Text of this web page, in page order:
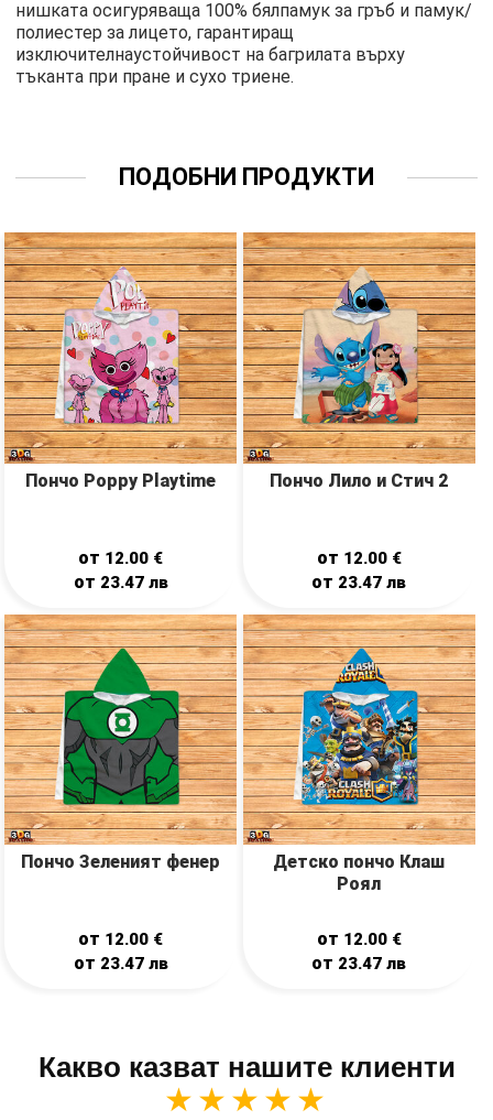
нишката осигуряваща 100% бялпамук за гръб и памук/
полиестер за лицето, гарантиращ
изключителнаустойчивост на багрилата върху
тъканта при пране и сухо триене.
ПОДОБНИ ПРОДУКТИ
Пончо Poppy Playtime
от 12.00 €
от 23.47 лв
Пончо Лило и Стич 2
от 12.00 €
от 23.47лв
Пончо Зеленият фенер
от 12.00 €
от 23.47 лв
Детско пончо Клаш
Роял
от 12.00 €
от 23.47лв
Какво казват нашите клиенти
★★★★★